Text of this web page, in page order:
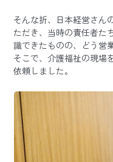
そんな折、日本経営さん
ただき、当時の責任者た
識できたものの、どう営
そこで、介護福祉の現場
依頼しました。